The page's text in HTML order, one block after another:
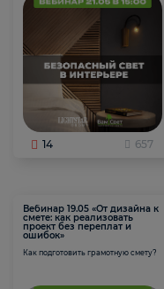
14 657
Вебинар 19.05 «От дизайна к
смете: как реализовать
проект без переплат и
ошибок»
Как подготовить грамотную смету?